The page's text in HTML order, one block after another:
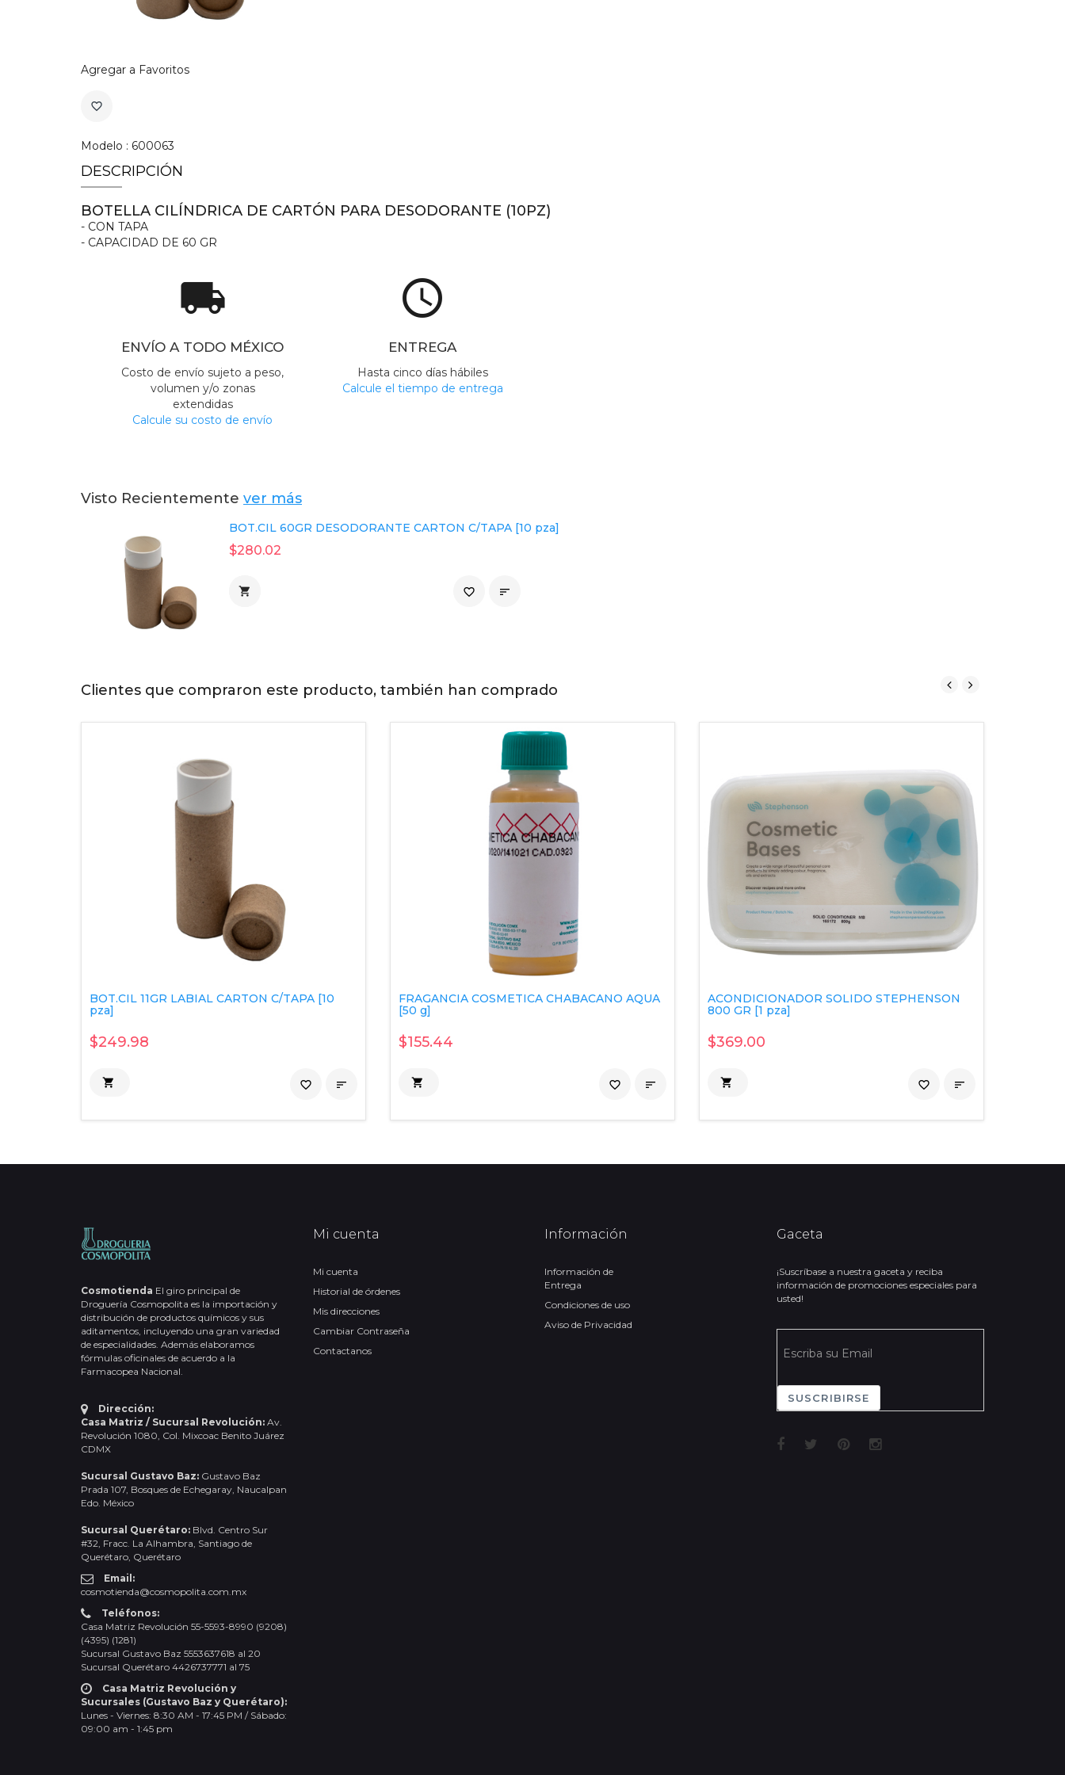
Agregar a Favoritos
favorite_border
Modelo : 600063
DESCRIPCIÓN
BOTELLA CILÍNDRICA DE CARTÓN PARA DESODORANTE (10PZ)
- CON TAPA
- CAPACIDAD DE 60 GR
local_shipping
ENVÍO A TODO MÉXICO
Costo de envío sujeto a peso,
volumen y/o zonas
extendidas
Calcule su costo de envío
access_time
ENTREGA
Hasta cinco días hábiles
Calcule el tiempo de entrega
Visto Recientemente ver más
BOT.CIL 60GR DESODORANTE CARTON C/TAPA [10 pza]
$280.02
 
favorite_border
Clientes que compraron este producto, también han comprado
BOT.CIL 11GR LABIAL CARTON C/TAPA [10
pza]
$249.98
 
favorite_border
FRAGANCIA COSMETICA CHABACANO AQUA
[50 g]
$155.44
 
favorite_border
ACONDICIONADOR SOLIDO STEPHENSON
800 GR [1 pza]
$369.00
 
favorite_border
Cosmotienda El giro principal de
Droguería Cosmopolita es la importación y
distribución de productos químicos y sus
aditamentos, incluyendo una gran variedad
de especialidades. Además elaboramos
fórmulas oficinales de acuerdo a la
Farmacopea Nacional.
Dirección:
Casa Matriz / Sucursal Revolución: Av.
Revolución 1080, Col. Mixcoac Benito Juárez
CDMX
Sucursal Gustavo Baz: Gustavo Baz
Prada 107, Bosques de Echegaray, Naucalpan
Edo. México
Sucursal Querétaro: Blvd. Centro Sur
#32, Fracc. La Alhambra, Santiago de
Querétaro, Querétaro
Email:
cosmotienda@cosmopolita.com.mx
Teléfonos:
Casa Matriz Revolución 55-5593-8990 (9208)
(4395) (1281)
Sucursal Gustavo Baz 5553637618 al 20
Sucursal Querétaro 4426737771 al 75
Casa Matriz Revolución y
Sucursales (Gustavo Baz y Querétaro):
Lunes - Viernes: 8:30 AM - 17:45 PM / Sábado:
09:00 am - 1:45 pm
Mi cuenta
Mi cuenta
Historial de órdenes
Mis direcciones
Cambiar Contraseña
Contactanos
Información
Información de
Entrega
Condiciones de uso
Aviso de Privacidad
Gaceta
¡Suscríbase a nuestra gaceta y reciba
información de promociones especiales para
usted!
SUSCRIBIRSE